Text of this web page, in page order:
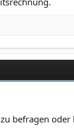
befragen